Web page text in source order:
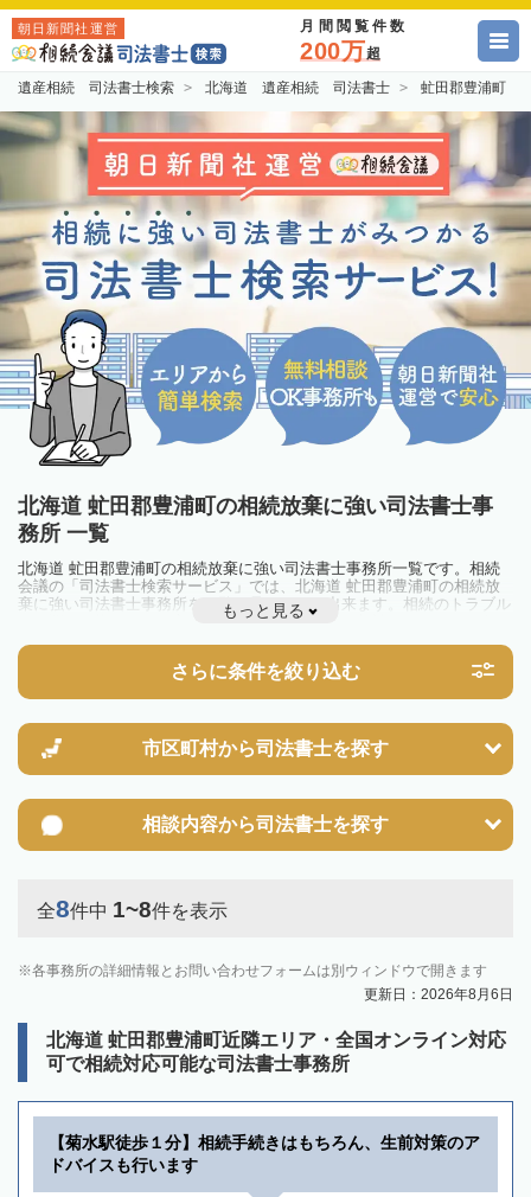
朝日新聞社運営 月間閲覧件数
200万超
遺産相続 司法書士検索 北海道 遺産相続 司法書士 虻田郡豊浦町
北海道 虻田郡豊浦町の相続放棄に強い司法書士事
務所 一覧
北海道 虻田郡豊浦町の相続放棄に強い司法書士事務所一覧です。相続
会議の「司法書士検索サービス」では、北海道 虻田郡豊浦町の相続放
棄に強い司法書士事務所を一覧で見ることが出来ます。相続のトラブル
やお悩みを抱えている方は一度近隣の司法書士に相談してみましょう。
もっと見る
さらに条件を絞り込む
市区町村から司法書士を探す
相談内容から司法書士を探す
全8件中 1~8件を表示
各事務所の詳細情報とお問い合わせフォームは別ウィンドウで開きます
更新日：2026年8月6日
北海道 虻田郡豊浦町近隣エリア・全国オンライン対応
可で相続対応可能な司法書士事務所
【菊水駅徒歩１分】相続手続きはもちろん、生前対策のア
ドバイスも行います